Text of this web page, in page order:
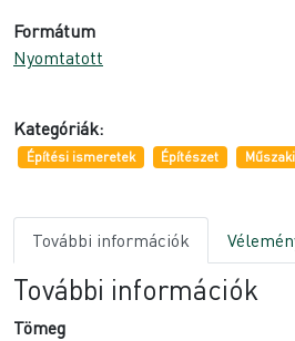
Formátum
Nyomtatott
Kategóriák:
Építési ismeretek Építészet
További információk
További információk
Tömeg